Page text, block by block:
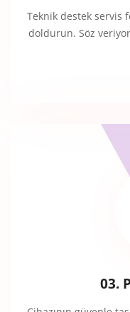
Teknik destek servis
doldurun. Söz
03.